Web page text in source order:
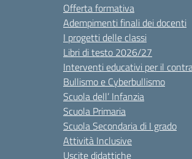
Offerta formativa
Adempimenti finali dei docenti
I progetti delle classi
Libri di testo 2026/27
Interventi educativi per il
Bullismo e Cyberbullismo
Scuola dell’ Infanzia
Scuola Primaria
Scuola Secondaria di I grado
Attività Inclusive
Uscite didattiche